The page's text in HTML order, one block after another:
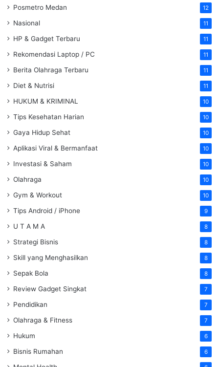
Posmetro Medan 12
Nasional 11
HP & Gadget Terbaru 11
Rekomendasi Laptop / PC 11
Berita Olahraga Terbaru 11
Diet & Nutrisi 11
HUKUM & KRIMINAL 10
Tips Kesehatan Harian 10
Gaya Hidup Sehat 10
Aplikasi Viral & Bermanfaat 10
Investasi & Saham 10
Olahraga 10
Gym & Workout 10
Tips Android / iPhone 9
U T A M A 8
Strategi Bisnis 8
Skill yang Menghasilkan 8
Sepak Bola 8
Review Gadget Singkat 7
Pendidikan 7
Olahraga & Fitness 7
Hukum 6
Bisnis Rumahan 6